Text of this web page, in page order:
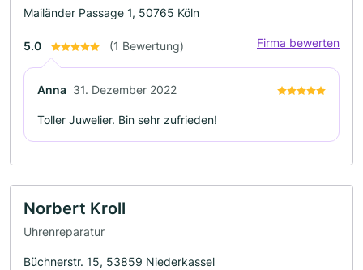
Mailänder Passage 1, 50765 Köln
5.0 (1 Bewertung) Firma bewerten
Anna 31. Dezember 2022
Toller Juwelier. Bin sehr zufrieden!
Norbert Kroll
Uhrenreparatur
Büchnerstr. 15, 53859 Niederkassel